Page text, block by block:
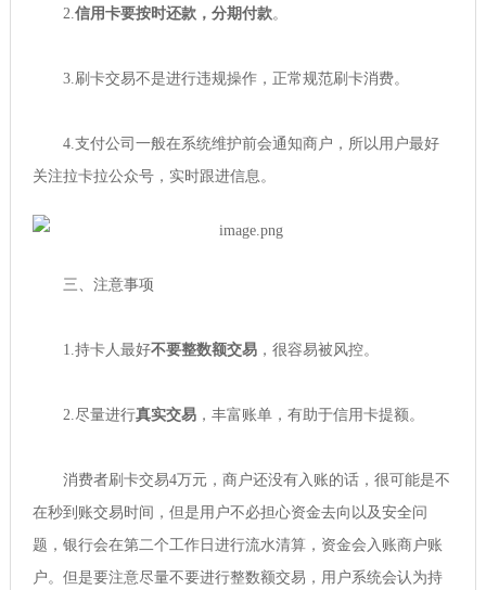
2.信用卡要按时还款，分期付款。
3.刷卡交易不是进行违规操作，正常规范刷卡消费。
4.支付公司一般在系统维护前会通知商户，所以用户最好
关注拉卡拉公众号，实时跟进信息。
三、注意事项
1.持卡人最好不要整数额交易，很容易被风控。
2.尽量进行真实交易，丰富账单，有助于信用卡提额。
消费者刷卡交易4万元，商户还没有入账的话，很可能是不
在秒到账交易时间，但是用户不必担心资金去向以及安全问
题，银行会在第二个工作日进行流水清算，资金会入账商户账
户。但是要注意尽量不要进行整数额交易，用户系统会认为持